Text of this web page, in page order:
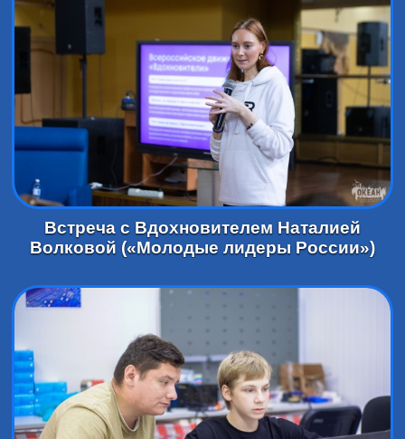
Встреча с Вдохновителем Наталией
Волковой («Молодые лидеры России»)